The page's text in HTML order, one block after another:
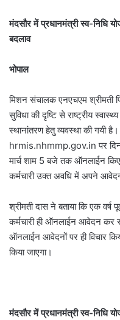
मंदसौर में प्रधानमंत्री स्व-निधि
बदलाव
भोपाल
मिशन संचालक एनएचएम श्रीमती
सुविधा की दृष्टि से राष्ट्रीय
स्थानांतरण हेतु व्यवस्था की गयी
hrmis.nhmmp.gov.in पर
मार्च शाम 5 बजे तक ऑनलाईन
कर्मचारी उक्त अवधि में अपने
श्रीमती दास ने बताया कि एक वर्ष
कर्मचारी ही ऑनलाईन आवेदन कर
ऑनलाईन आवेदनों पर ही विचार
किया जाएगा।
मंदसौर में प्रधानमंत्री स्व-निधि